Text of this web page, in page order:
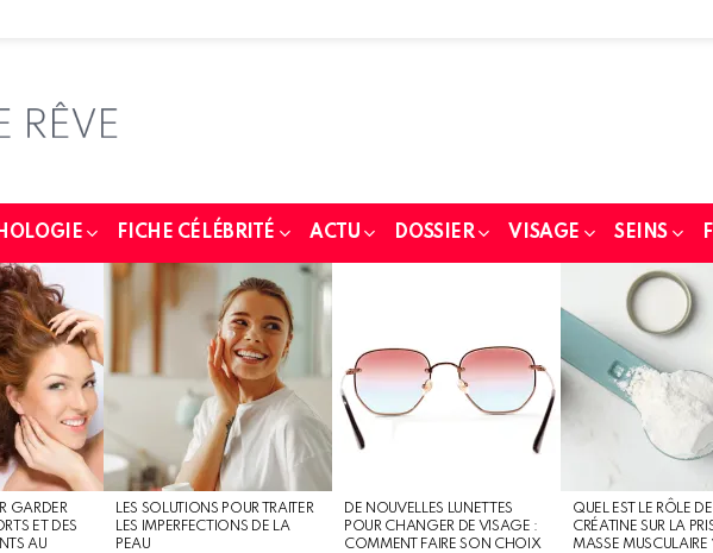
FICHE CÉLÉBRITÉ ACTU DOSSIER VISAGE SEINS
GARDER
ET DES
AU
LES SOLUTIONS POUR TRAITER
LES IMPERFECTIONS DE LA
PEAU
DE NOUVELLES LUNETTES
POUR CHANGER DE VISAGE :
COMMENT FAIRE SON CHOIX
QUEL EST LE RÔLE
CRÉATINE SUR LA
MASSE MUSCULAIRE